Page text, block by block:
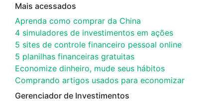
Mais acessados
Aprenda como comprar da China
4 simuladores de investimentos em ações
5 sites de controle financeiro pessoal online
5 planilhas financeiras gratuitas
Economize dinheiro, mude seus hábitos
Comprando artigos usados para economizar
Gerenciador de Investimentos